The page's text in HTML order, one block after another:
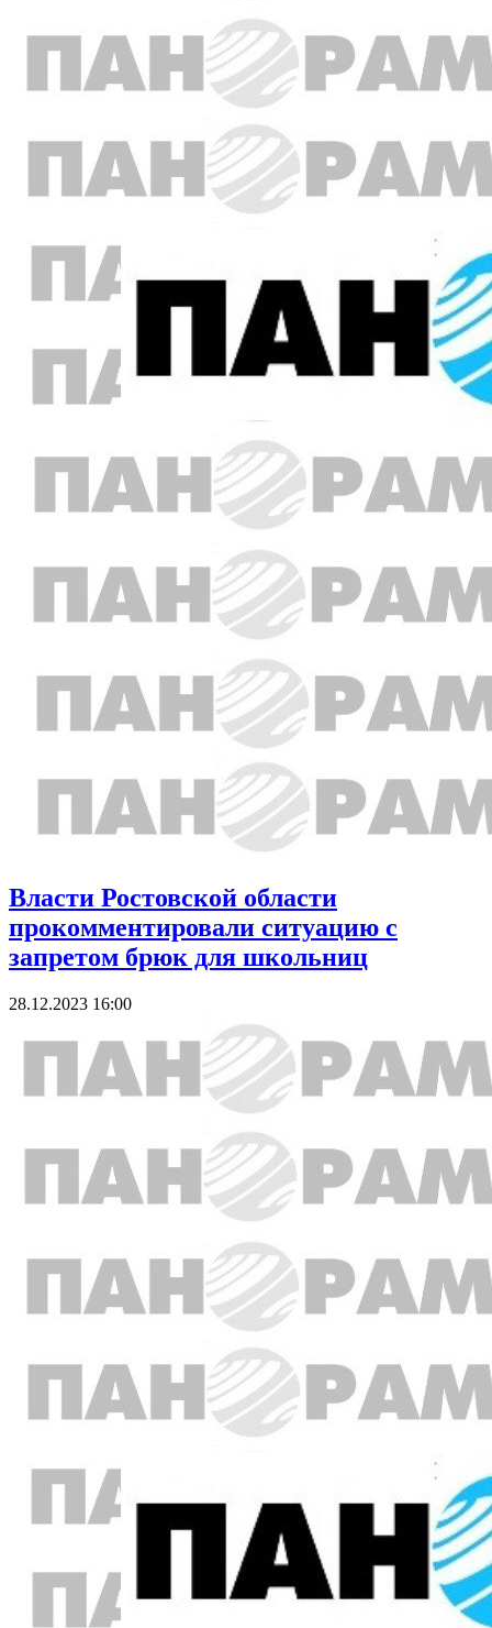
Власти Ростовской области
прокомментировали ситуацию с
запретом брюк для школьниц
28.12.2023 16:00